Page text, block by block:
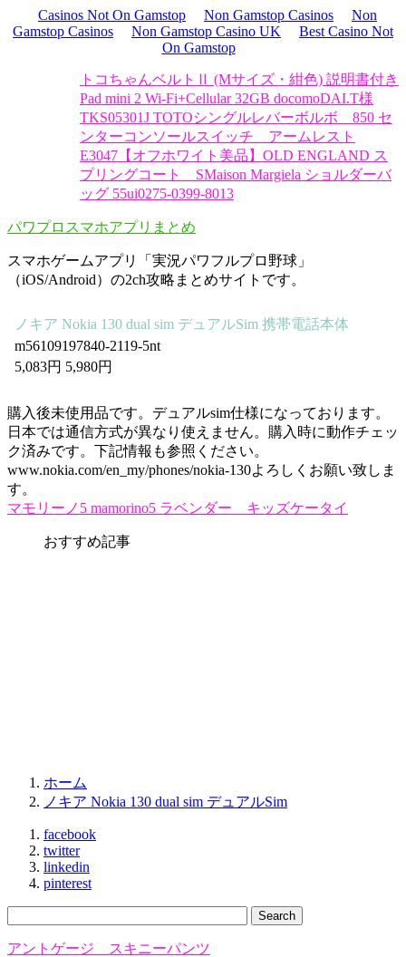
Casinos Not On Gamstop Non Gamstop Casinos
Non
Gamstop Casinos
Non Gamstop Casino UK
Best Casino Not
On Gamstop
トコちゃんベルトⅡ (Mサイズ・紺色) 説明書付き
Pad mini 2 Wi-Fi+Cellular 32GB docomoDAI.T様
TKS05301J TOTOシングルレバーボルボ 850 セ
ンターコンソールスイッチ アームレスト
E3047【オフホワイト美品】OLD ENGLAND ス
プリングコート SMaison Margiela ショルダーバ
ッグ 55ui0275-0399-8013
パワプロスマホアプリまとめ
スマホゲームアプリ「実況パワフルプロ野球」
（iOS/Android）の2ch攻略まとめサイトです。
ノキア Nokia 130 dual sim デュアルSim 携帯電話本体
m56109197840-2119-5nt
5,083円 5,980円
購入後未使用品です。デュアルsim仕様になっております。
日本では通信方式が異なり使えません。購入時に動作チェッ
ク済みです。下記情報も参照ください。
www.nokia.com/en_my/phones/nokia-130よろしくお願い致しま
す。
マモリーノ5 mamorino5 ラベンダー キッズケータイ
おすすめ記事
ホーム
ノキア Nokia 130 dual sim デュアルSim
facebook
twitter
linkedin
pinterest
アントゲージ スキニーパンツ